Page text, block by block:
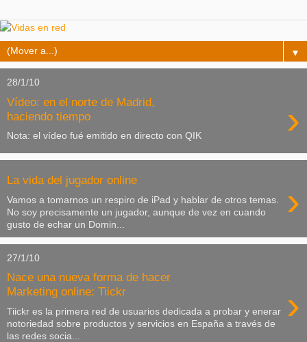
▼
28/1/10
Vídeo: en el norte de Madrid,
haciendo tiempo
›
Nota: el vídeo fué emitido en directo con QIK
La vida del jugador online ›
Vamos a tomarnos un respiro de iPad y hablar de otros temas.
No soy precisamente un jugador, aunque de vez en cuando
gusto de echar un Domin...
27/1/10
Nace una nueva forma de hacer
Marketing online: Tiickr
›
Tiickr es la primera red de usuarios dedicada a probar y enerar
notoriedad sobre productos y servicios en España a través de
las redes socia...